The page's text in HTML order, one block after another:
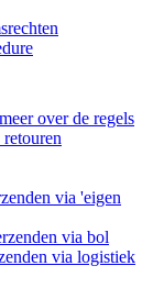
over de regels
via 'eigen
via bol
via logistiek